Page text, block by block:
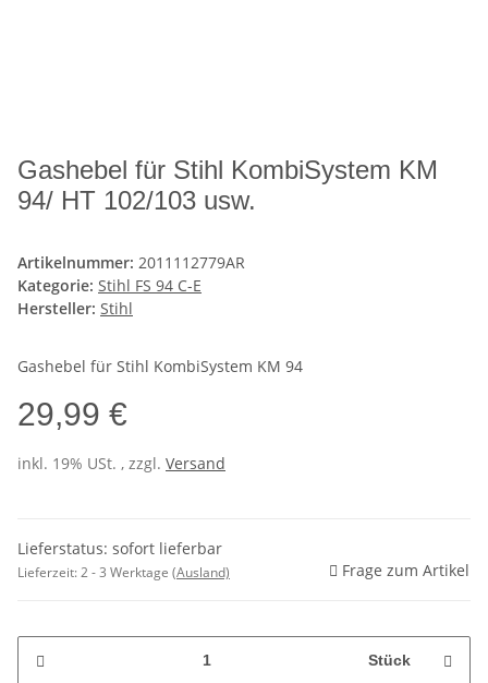
Gashebel für Stihl KombiSystem KM
94/ HT 102/103 usw.
Artikelnummer: 2011112779AR
Kategorie: Stihl FS 94 C-E
Hersteller: Stihl
Gashebel für Stihl KombiSystem KM 94
29,99 €
inkl. 19% USt. , zzgl. Versand
Lieferstatus: sofort lieferbar
Lieferzeit:2 - 3 Werktage (Ausland) Frage zum Artikel
Stück